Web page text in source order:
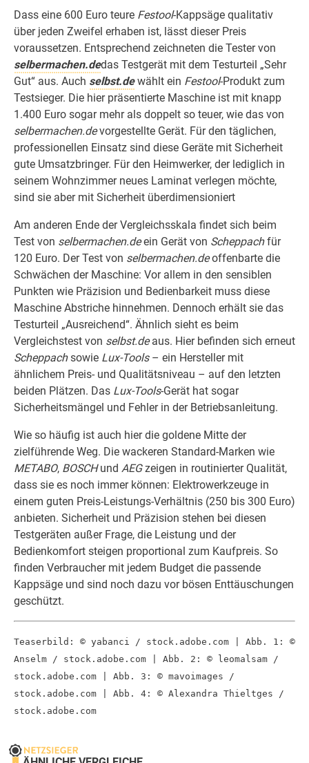
Dass eine 600 Euro teure Festool-Kappsäge qualitativ
über jeden Zweifel erhaben ist, lässt dieser Preis
voraussetzen. Entsprechend zeichneten die Tester von
selbermachen.dedas Testgerät mit dem Testurteil „Sehr
Gut“ aus. Auch selbst.dewählt ein Festool-Produkt zum
Testsieger. Die hier präsentierte Maschine ist mit knapp
1.400 Euro sogar mehr als doppelt so teuer, wie das von
selbermachen.devorgestellte Gerät. Für den täglichen,
professionellen Einsatz sind diese Geräte mit Sicherheit
gute Umsatzbringer. Für den Heimwerker, der lediglich in
seinem Wohnzimmer neues Laminat verlegen möchte,
sind sie aber mit Sicherheit überdimensioniert
Am anderen Ende der Vergleichsskala findet sich beim
Test von selbermachen.deein Gerät von Scheppachfür
120 Euro. Der Test von selbermachen.deoffenbarte die
Schwächen der Maschine: Vor allem in den sensiblen
Punkten wie Präzision und Bedienbarkeit muss diese
Maschine Abstriche hinnehmen. Dennoch erhält sie das
Testurteil „Ausreichend“. Ähnlich sieht es beim
Vergleichstest von selbst.deaus. Hier befinden sich erneut
Scheppachsowie Lux-Tools– ein Hersteller mit
ähnlichem Preis- und Qualitätsniveau – auf den letzten
beiden Plätzen. Das Lux-Tools-Gerät hat sogar
Sicherheitsmängel und Fehler in der Betriebsanleitung.
Wie so häufig ist auch hier die goldene Mitte der
zielführende Weg. Die wackeren Standard-Marken wie
METABO, BOSCHund AEGzeigen in routinierter Qualität,
dass sie es noch immer können: Elektrowerkzeuge in
einem guten Preis-Leistungs-Verhältnis (250 bis 300 Euro)
anbieten. Sicherheit und Präzision stehen bei diesen
Testgeräten außer Frage, die Leistung und der
Bedienkomfort steigen proportional zum Kaufpreis. So
finden Verbraucher mit jedem Budget die passende
Kappsäge und sind noch dazu vor bösen Enttäuschungen
geschützt.
Teaserbild: © yabanci / stock.adobe.com | Abb. 1: ©
Anselm / stock.adobe.com | Abb. 2: © leomalsam /
stock.adobe.com | Abb. 3: © mavoimages /
stock.adobe.com | Abb. 4: © Alexandra Thieltges /
stock.adobe.com